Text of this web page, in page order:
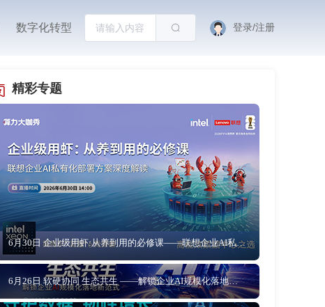
数字化转型 登录/注册
精彩专题
6月30日 企业级用虾:从养到用的必修课——联想企业AI私有化部署方案深度解读
6月26日 软硬协同 生态共生 ——解锁企业AI规模化落地新范式